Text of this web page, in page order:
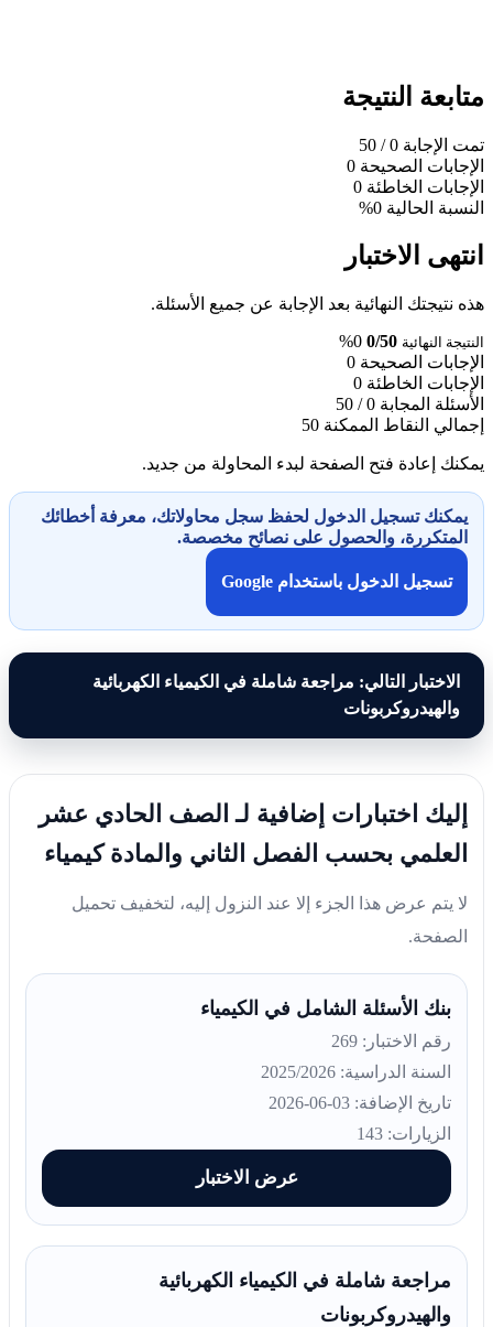
متابعة النتيجة
تمت الإجابة 0
/ 50
الإجابات الصحيحة 0
الإجابات الخاطئة 0
النسبة الحالية 0%
انتهى الاختبار
هذه نتيجتك النهائية بعد الإجابة عن جميع الأسئلة.
النتيجة النهائية 0/50
0%
الإجابات الصحيحة 0
الإجابات الخاطئة 0
الأسئلة المجابة 0 / 50
إجمالي النقاط الممكنة 50
يمكنك إعادة فتح الصفحة لبدء المحاولة من جديد.
يمكنك تسجيل الدخول لحفظ سجل محاولاتك، معرفة أخطائك
المتكررة، والحصول على نصائح مخصصة.
تسجيل الدخول باستخدام Google
الاختبار التالي: مراجعة شاملة في الكيمياء الكهربائية
والهيدروكربونات
إليك اختبارات إضافية لـ الصف الحادي عشر
العلمي بحسب الفصل الثاني والمادة كيمياء
لا يتم عرض هذا الجزء إلا عند النزول إليه، لتخفيف تحميل
الصفحة.
بنك الأسئلة الشامل في الكيمياء
رقم الاختبار: 269
السنة الدراسية: 2025/2026
تاريخ الإضافة: 03-06-2026
الزيارات: 143
عرض الاختبار
مراجعة شاملة في الكيمياء الكهربائية
والهيدروكربونات